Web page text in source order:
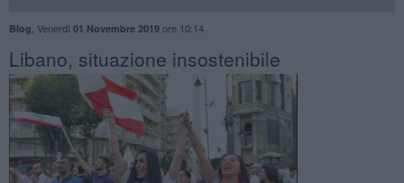
Blog Venerdì 01 Novembre 2019ore 10:14
Libano, situazione insostenibile